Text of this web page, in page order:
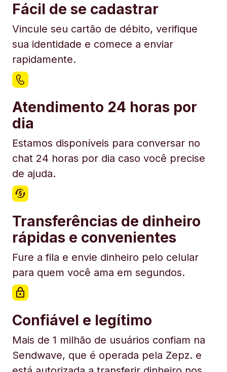
Fácil de se cadastrar
Vincule seu cartão de débito, verifique
sua identidade e comece a enviar
rapidamente.
Atendimento 24 horas por
dia
Estamos disponíveis para conversar no
chat 24 horas por dia caso você precise
de ajuda.
Transferências de dinheiro
rápidas e convenientes
Fure a fila e envie dinheiro pelo celular
para quem você ama em segundos.
Confiável e legítimo
Mais de 1 milhão de usuários confiam na
Sendwave, que é operada pela Zepz. e